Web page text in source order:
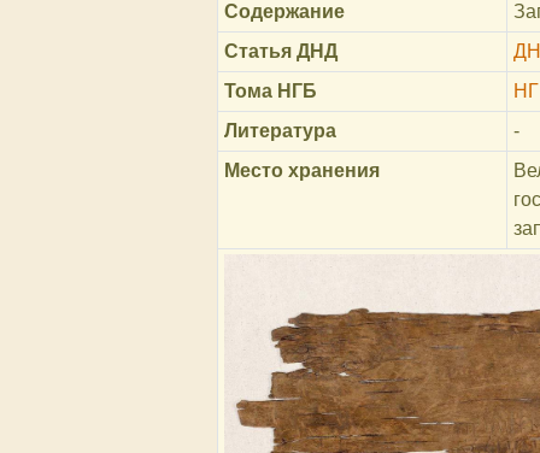
Содержание
Статья ДНД
Тома НГБ
Литература
-
Место хранения